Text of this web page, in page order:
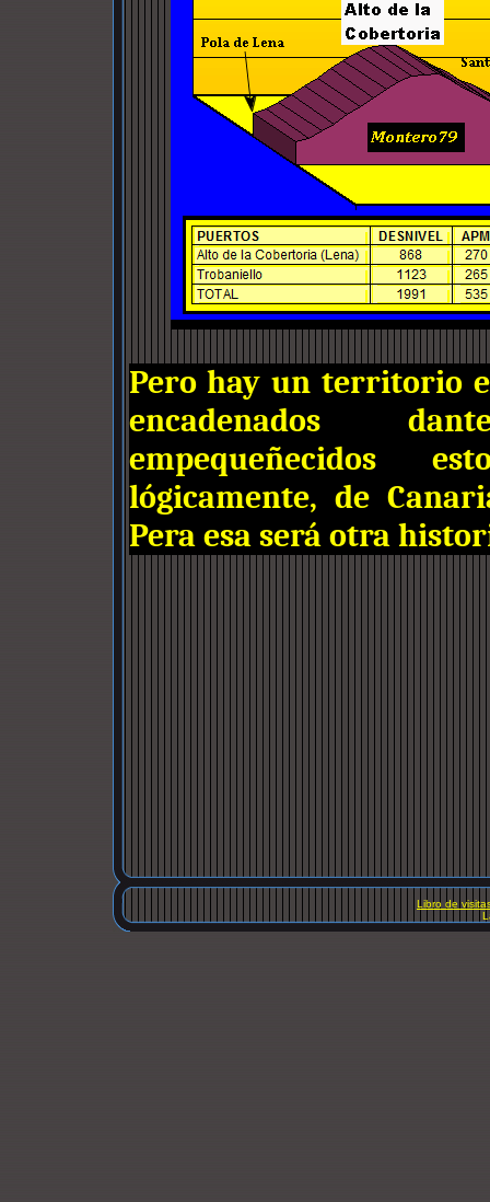
Pero hay un territorio
encadenados
empequeñecidos
lógicamente, de
Pera esa será otra
Libro de